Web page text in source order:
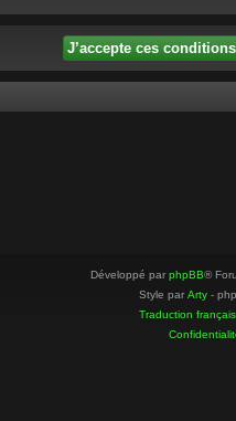
Développé par phpBB®
Style par Arty -
Traduction